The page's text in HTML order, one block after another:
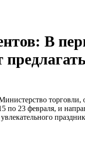
В
по 23 февраля, и